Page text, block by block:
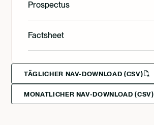
Svenska
Deutsch
Francais
Suomi
English
Svenska
Prospectus
English
Factsheet
English
Svenska
TÄGLICHER NAV-DOWNLOAD (CSV)
MONATLICHER NAV-DOWNLOAD (CSV)